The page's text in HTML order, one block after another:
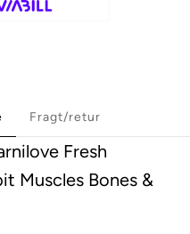
Fragt/retur
Fresh
Muscles Bones &